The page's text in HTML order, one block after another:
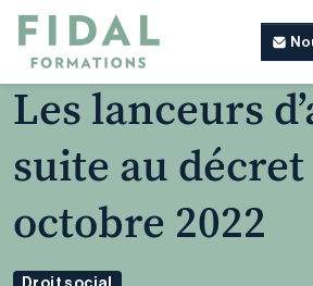
Les lanceurs
suite au décret
octobre 2022